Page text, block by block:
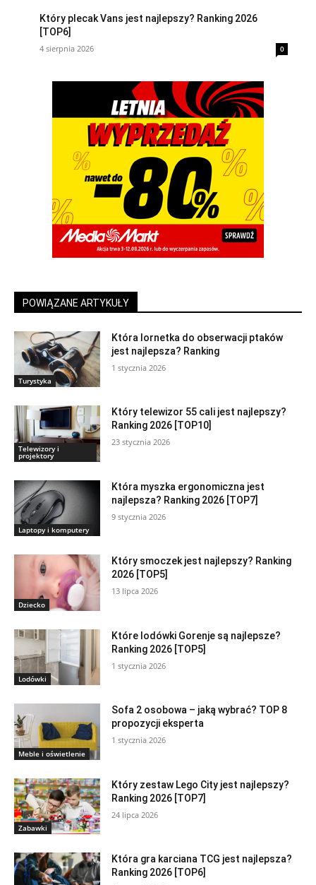
Który plecak Vans jest najlepszy? Ranking 2026
[TOP6]
4 sierpnia 2026 0
POWIĄZANE ARTYKUŁY
Turystyka
Która lornetka do obserwacji ptaków
jest najlepsza? Ranking
1 stycznia 2026
Telewizory i
projektory
Który telewizor 55 cali jest najlepszy?
Ranking 2026 [TOP10]
23 stycznia 2026
Laptopy i komputery
Która myszka ergonomiczna jest
najlepsza? Ranking 2026 [TOP7]
9 stycznia 2026
Dziecko
Który smoczek jest najlepszy? Ranking
2026 [TOP5]
13 lipca 2026
Lodówki
Które lodówki Gorenje są najlepsze?
Ranking 2026 [TOP5]
1 stycznia 2026
Meble i oświetlenie
Sofa 2 osobowa – jaką wybrać? TOP 8
propozycji eksperta
1 stycznia 2026
Zabawki
Który zestaw Lego City jest najlepszy?
Ranking 2026 [TOP7]
24 lipca 2026
Która gra karciana TCG jest najlepsza?
Ranking 2026 [TOP6]